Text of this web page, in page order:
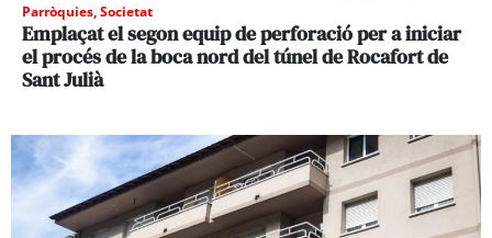
Parròquies,Societat
Emplaçat el segon equip de perforació per a iniciar
el procés de la boca nord del túnel de Rocafort de
Sant Julià